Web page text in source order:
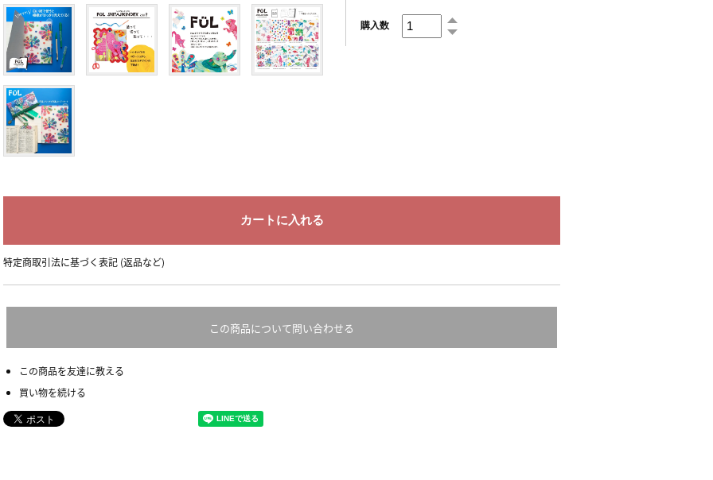
購入数
特定商取引法に基づく表記 (返品など)
この商品について問い合わせる
この商品を友達に教える
買い物を続ける